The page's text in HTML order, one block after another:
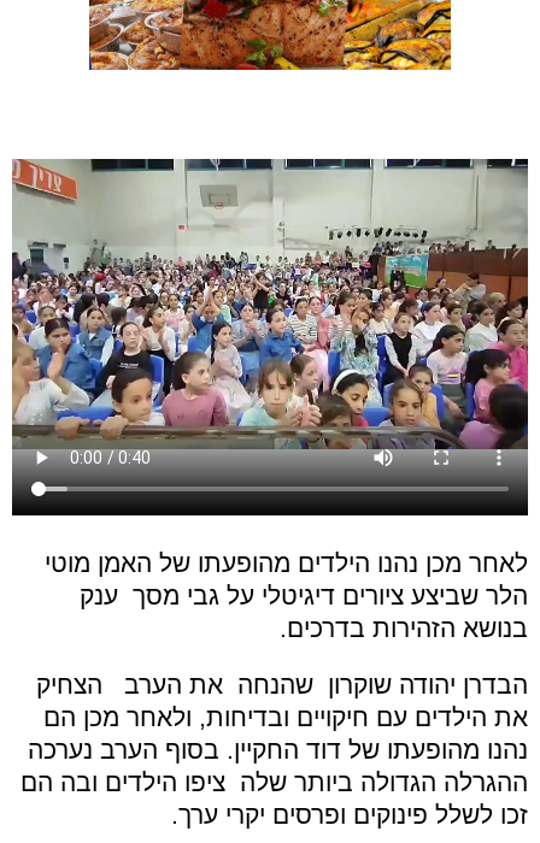
לאחר מכן נהנו הילדים מהופעתו של האמן מוטי
הלר שביצע ציורים דיגיטלי על גבי מסך ענק
בנושא הזהירות בדרכים.
הבדרן יהודה שוקרון שהנחה את הערב הצחיק
את הילדים עם חיקויים ובדיחות, ולאחר מכן הם
נהנו מהופעתו של דוד החקיין. בסוף הערב נערכה
ההגרלה הגדולה ביותר שלה ציפו הילדים ובה הם
זכו לשלל פינוקים ופרסים יקרי ערך.